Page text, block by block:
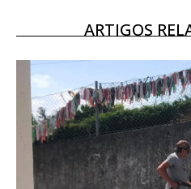
12
Acesso ao conteúdo
Acesso aos conteúdos
assinantes
Ofertas para assinatura
ARTIGOS